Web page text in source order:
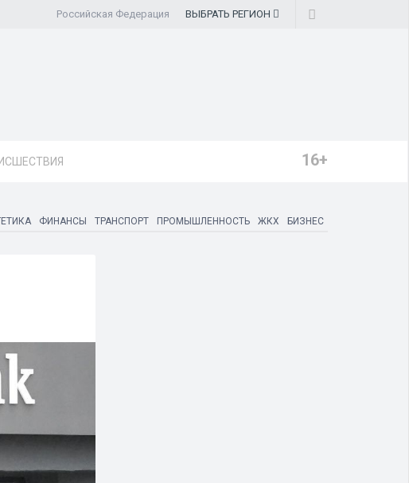
Российская Федерация ВЫБРАТЬ РЕГИОН
16+
ФИНАНСЫ ТРАНСПОРТ ПРОМЫШЛЕННОСТЬ ЖКХ БИЗНЕС